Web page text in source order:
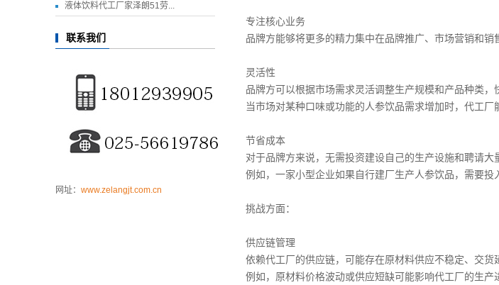
液体饮料代工厂家泽朗51劳...
联系我们
网址： www.zelangjt.com.cn
专注核心业务
品牌方能够将更多的精力集中在品牌推广、市场营销和销
灵活性
品牌方可以根据市场需求灵活调整生产规模和产品种类，
当市场对某种口味或功能的人参饮品需求增加时，代工厂
节省成本
对于品牌方来说，无需投资建设自己的生产设施和聘请大
例如，一家小型企业如果自行建厂生产人参饮品，需要
挑战方面：
供应链管理
依赖代工厂的供应链，可能存在原材料供应不稳定、交货
例如，原材料价格波动或供应短缺可能影响代工厂的生产